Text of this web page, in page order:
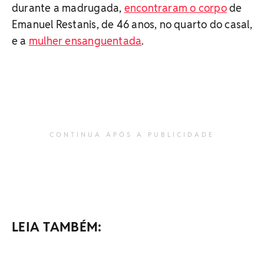
durante a madrugada, encontraram o corpode
Emanuel Restanis, de 46 anos, no quarto do casal,
e a mulher ensanguentada.
CONTINUA APÓS A PUBLICIDADE
LEIA TAMBÉM: